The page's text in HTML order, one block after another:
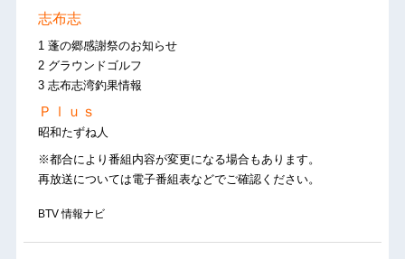
志布志
1 蓬の郷感謝祭のお知らせ
2 グラウンドゴルフ
3 志布志湾釣果情報
Ｐｌｕｓ
昭和たずね人
※都合により番組内容が変更になる場合もあります。
再放送については電子番組表などでご確認ください。
BTV 情報ナビ